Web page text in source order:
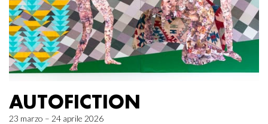
AUTOFICTION
23 marzo – 24 aprile 2026